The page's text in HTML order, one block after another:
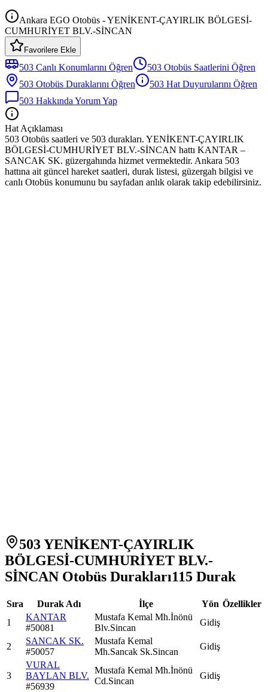
Ankara EGO Otobüs - YENİKENT-ÇAYIRLIK BÖLGESİ-
CUMHURİYET BLV.-SİNCAN
Favorilere Ekle
503 Canlı Konumlarını Öğren 503 Otobüs Saatlerini Öğren
503 Otobüs Duraklarını Öğren 503 Hat Duyurularını Öğren
503 Hakkında Yorum Yap
Hat Açıklaması
503 Otobüs saatleri ve 503 durakları. YENİKENT-ÇAYIRLIK
BÖLGESİ-CUMHURİYET BLV.-SİNCAN hattı KANTAR –
SANCAK SK. güzergahında hizmet vermektedir. Ankara 503
hattına ait güncel hareket saatleri, durak listesi, güzergah bilgisi ve
canlı Otobüs konumunu bu sayfadan anlık olarak takip edebilirsiniz.
503 YENİKENT-ÇAYIRLIK
BÖLGESİ-CUMHURİYET BLV.-
SİNCAN Otobüs Durakları115 Durak
Sıra Durak Adı İlçe Yön Özellikler
1
KANTAR
#50081
Mustafa Kemal Mh.İnönü
Blv.Sincan
Gidiş
2
SANCAK SK.
#50057
Mustafa Kemal
Mh.Sancak Sk.Sincan
Gidiş
3
VURAL
BAYLAN BLV.
#56939
Mustafa Kemal Mh.İnönü
Cd.Sincan
Gidiş